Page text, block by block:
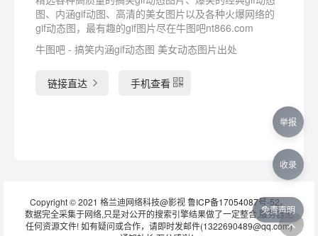
图、内涵gif动图、高清的美女图片以及各种火爆网络的
gif动态图，最有趣的gif图片尽在牛图吧nt866.com
牛图吧 - 搞笑内涵gif动态图 美女动态图片出处
链接直达 手机查看
Copyright © 2021 格兰迪网络科技@影视鲁ICP备17054087号-52。
数据完全采集于网络,只是对公开的搜索引擎结果做了一定整合,服务器无
任何资源文件! 如有疑问或合作，请即时发邮件(1322690489@qq.com)
免责声明
举报
收录